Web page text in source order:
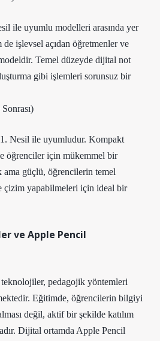
ile uyumlu modelleri arasında yer
işlevsel açıdan öğretmenler ve
Temel düzeyde dijital not
gibi işlemleri sorunsuz bir
Nesil ile uyumludur. Kompakt
öğrenciler için mükemmel bir
ama güçlü, öğrencilerin temel
çizim yapabilmeleri için ideal bir
ve Apple Pencil
pedagojik yöntemleri
Eğitimde, öğrencilerin bilgiyi
değil, aktif bir şekilde katılım
Dijital ortamda Apple Pencil